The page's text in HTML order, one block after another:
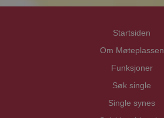
Startsiden
Om Møteplassen
Funksjoner
Søk single
Single synes